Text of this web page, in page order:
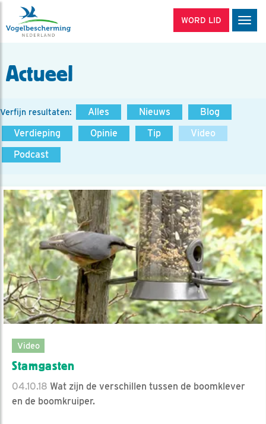
WORD LID
Actueel
Verfijn resultaten: Alles Nieuws
Blog
Verdieping
Opinie Tip
Video
Podcast
Video
Stamgasten
04.10.18 Wat zijn de verschillen tussen de boomklever
en de boomkruiper.